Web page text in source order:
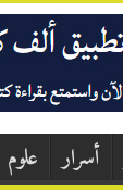
أسرار علوم